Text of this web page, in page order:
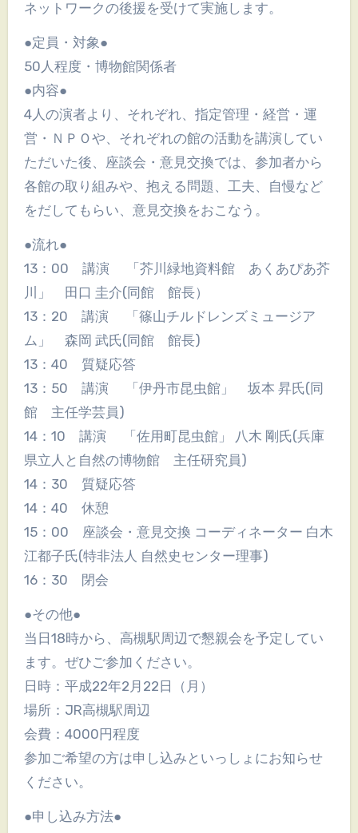
ネットワークの後援を受けて実施します。
●定員・対象●
50人程度・博物館関係者
●内容●
4人の演者より、それぞれ、指定管理・経営・運
営・ＮＰＯや、それぞれの館の活動を講演してい
ただいた後、座談会・意見交換では、参加者から
各館の取り組みや、抱える問題、工夫、自慢など
をだしてもらい、意見交換をおこなう。
●流れ●
13：00 講演 「芥川緑地資料館 あくあぴあ芥
川」 田口 圭介(同館 館長）
13：20 講演 「篠山チルドレンズミュージア
ム」 森岡 武氏(同館 館長)
13：40 質疑応答
13：50 講演 「伊丹市昆虫館」 坂本 昇氏(同
館 主任学芸員)
14：10 講演 「佐用町昆虫館」 八木 剛氏(兵庫
県立人と自然の博物館 主任研究員)
14：30 質疑応答
14：40 休憩
15：00 座談会・意見交換 コーディネーター 白木
江都子氏(特非法人 自然史センター理事)
16：30 閉会
●その他●
当日18時から、高槻駅周辺で懇親会を予定してい
ます。ぜひご参加ください。
日時：平成22年2月22日（月）
場所：JR高槻駅周辺
会費：4000円程度
参加ご希望の方は申し込みといっしょにお知らせ
ください。
●申し込み方法●